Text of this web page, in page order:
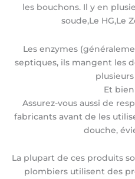
les bouchons. Il y en
soude,Le HG,Le
Les enzymes
septiques, ils mangent les
Et
Assurez-vous aussi de
fabricants avant de les
douche,
La plupart de ces produits
plombiers utilisent des